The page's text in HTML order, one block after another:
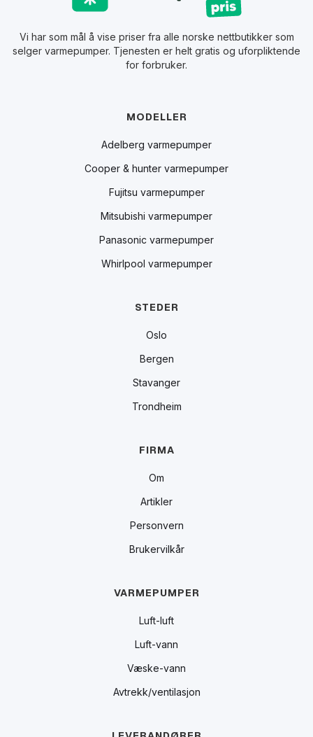
Vi har som mål å vise priser fra alle norske nettbutikker som
selger varmepumper. Tjenesten er helt gratis og uforpliktende
for forbruker.
MODELLER
Adelberg varmepumper
Cooper & hunter varmepumper
Fujitsu varmepumper
Mitsubishi varmepumper
Panasonic varmepumper
Whirlpool varmepumper
STEDER
Oslo
Bergen
Stavanger
Trondheim
FIRMA
Om
Artikler
Personvern
Brukervilkår
VARMEPUMPER
Luft-luft
Luft-vann
Væske-vann
Avtrekk/ventilasjon